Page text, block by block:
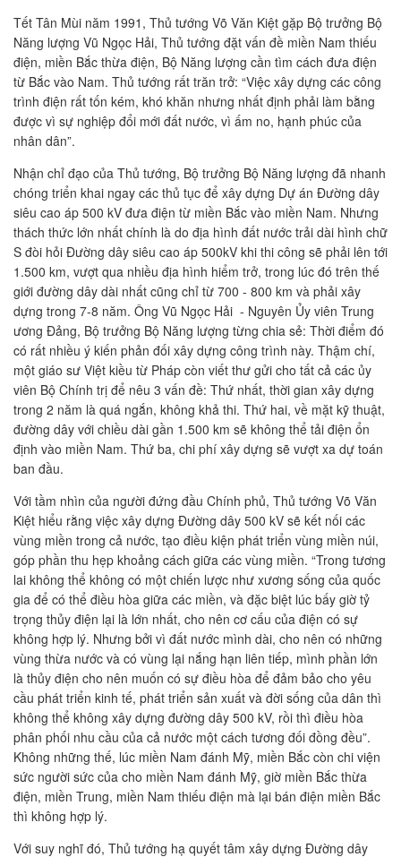
Tết Tân Mùi năm 1991, Thủ tướng Võ Văn Kiệt gặp Bộ trưởng Bộ
Năng lượng Vũ Ngọc Hải, Thủ tướng đặt vấn đề miền Nam thiếu
điện, miền Bắc thừa điện, Bộ Năng lượng cần tìm cách đưa điện
từ Bắc vào Nam. Thủ tướng rất trăn trở: “Việc xây dựng các công
trình điện rất tốn kém, khó khăn nhưng nhất định phải làm bằng
được vì sự nghiệp đổi mới đất nước, vì ấm no, hạnh phúc của
nhân dân”.
Nhận chỉ đạo của Thủ tướng, Bộ trưởng Bộ Năng lượng đã nhanh
chóng triển khai ngay các thủ tục để xây dựng Dự án Đường dây
siêu cao áp 500 kV đưa điện từ miền Bắc vào miền Nam. Nhưng
thách thức lớn nhất chính là do địa hình đất nước trải dài hình chữ
S đòi hỏi Đường dây siêu cao áp 500kV khi thi công sẽ phải lên tới
1.500 km, vượt qua nhiều địa hình hiểm trở, trong lúc đó trên thế
giới đường dây dài nhất cũng chỉ từ 700 - 800 km và phải xây
dựng trong 7-8 năm. Ông Vũ Ngọc Hải - Nguyên Ủy viên Trung
ương Đảng, Bộ trưởng Bộ Năng lượng từng chia sẻ: Thời điểm đó
có rất nhiều ý kiến phản đối xây dựng công trình này. Thậm chí,
một giáo sư Việt kiều từ Pháp còn viết thư gửi cho tất cả các ủy
viên Bộ Chính trị để nêu 3 vấn đề: Thứ nhất, thời gian xây dựng
trong 2 năm là quá ngắn, không khả thi. Thứ hai, về mặt kỹ thuật,
đường dây với chiều dài gần 1.500 km sẽ không thể tải điện ổn
định vào miền Nam. Thứ ba, chi phí xây dựng sẽ vượt xa dự toán
ban đầu.
Với tầm nhìn của người đứng đầu Chính phủ, Thủ tướng Võ Văn
Kiệt hiểu rằng việc xây dựng Đường dây 500 kV sẽ kết nối các
vùng miền trong cả nước, tạo điều kiện phát triển vùng miền núi,
góp phần thu hẹp khoảng cách giữa các vùng miền. “Trong tương
lai không thể không có một chiến lược như xương sống của quốc
gia để có thể điều hòa giữa các miền, và đặc biệt lúc bấy giờ tỷ
trọng thủy điện lại là lớn nhất, cho nên cơ cấu của điện có sự
không hợp lý. Nhưng bởi vì đất nước mình dài, cho nên có những
vùng thừa nước và có vùng lại nắng hạn liên tiếp, mình phần lớn
là thủy điện cho nên muốn có sự điều hòa để đảm bảo cho yêu
cầu phát triển kinh tế, phát triển sản xuất và đời sống của dân thì
không thể không xây dựng đường dây 500 kV, rồi thì điều hòa
phân phối nhu cầu của cả nước một cách tương đối đồng đều”.
Không những thế, lúc miền Nam đánh Mỹ, miền Bắc còn chi viện
sức người sức của cho miền Nam đánh Mỹ, giờ miền Bắc thừa
điện, miền Trung, miền Nam thiếu điện mà lại bán điện miền Bắc
thì không hợp lý.
Với suy nghĩ đó, Thủ tướng hạ quyết tâm xây dựng Đường dây